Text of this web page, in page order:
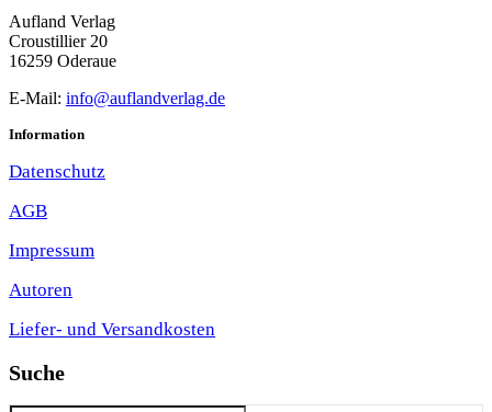
Aufland Verlag
Croustillier 20
16259 Oderaue
E-Mail: info@auflandverlag.de
Information
Datenschutz
AGB
Impressum
Autoren
Liefer- und Versandkosten
Suche